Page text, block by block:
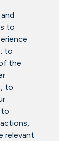
to
to
the
, to
to
,
relevant